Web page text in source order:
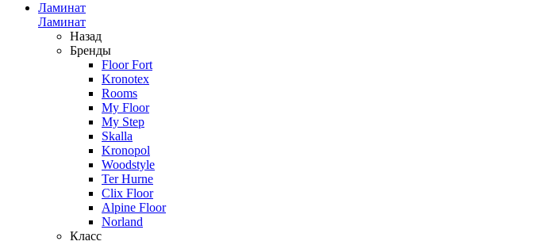
Ламинат
Ламинат
Назад
Бренды
Floor Fort
Kronotex
Rooms
My Floor
My Step
Skalla
Kronopol
Woodstyle
Ter Hurne
Clix Floor
Alpine Floor
Norland
Класс